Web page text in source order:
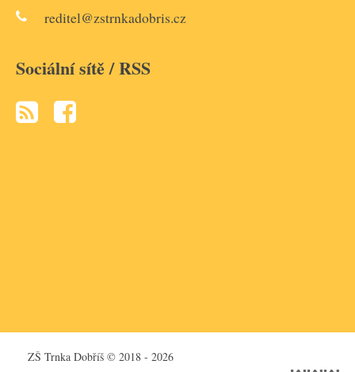
reditel@zstrnkadobris.cz
Sociální sítě / RSS
ZŠ Trnka Dobříš © 2018 - 2026